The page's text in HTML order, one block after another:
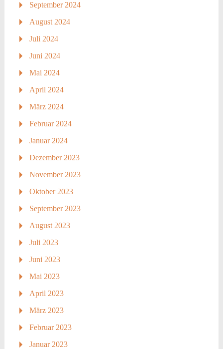
September 2024
August 2024
Juli 2024
Juni 2024
Mai 2024
April 2024
März 2024
Februar 2024
Januar 2024
Dezember 2023
November 2023
Oktober 2023
September 2023
August 2023
Juli 2023
Juni 2023
Mai 2023
April 2023
März 2023
Februar 2023
Januar 2023